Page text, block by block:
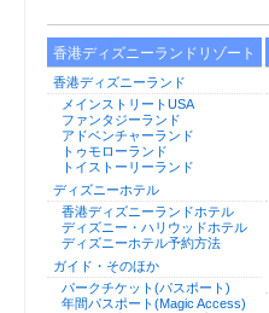
香港ディズニーランドリゾート
香港ディズニーランド
メインストリートUSA
ファンタジーランド
アドベンチャーランド
トゥモローランド
トイストーリーランド
ディズニーホテル
香港ディズニーランドホテル
ディズニー・ハリウッドホテル
ディズニーホテル予約方法
ガイド・そのほか
パークチケット(パスポート)
年間パスポート(Magic Access)